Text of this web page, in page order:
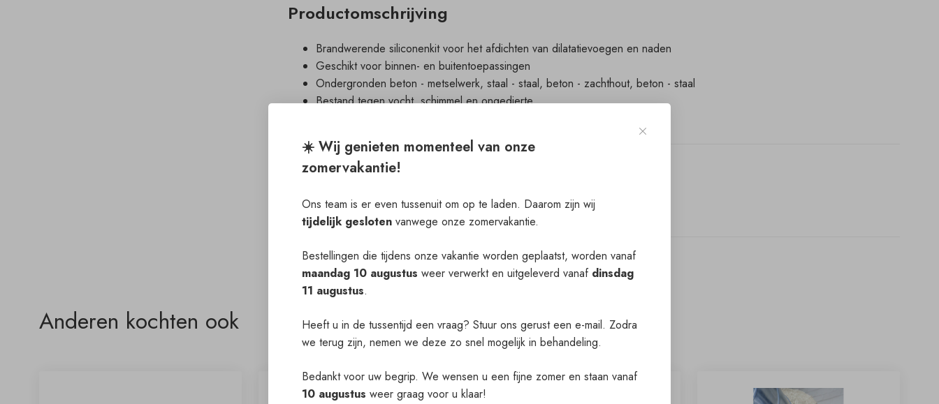
Productomschrijving
Brandwerende siliconenkit voor het afdichten van dilatatievoegen en naden
Geschikt voor binnen- en buitentoepassingen
Ondergronden beton - metselwerk, staal - staal, beton - zachthout, beton - staal
Bestand tegen vocht, schimmel en ongedierte
Downloads
Product Downloads
Anderen kochten ook
☀️ Wij genieten momenteel van onze
zomervakantie!
Ons team is er even tussenuit om op te laden. Daarom zijn wij
tijdelijk gesloten vanwege onze zomervakantie.
Bestellingen die tijdens onze vakantie worden geplaatst, worden vanaf
maandag 10 augustus weer verwerkt en uitgeleverd vanaf dinsdag
11 augustus.
Heeft u in de tussentijd een vraag? Stuur ons gerust een e-mail. Zodra
we terug zijn, nemen we deze zo snel mogelijk in behandeling.
Bedankt voor uw begrip. We wensen u een fijne zomer en staan vanaf
10 augustus weer graag voor u klaar!